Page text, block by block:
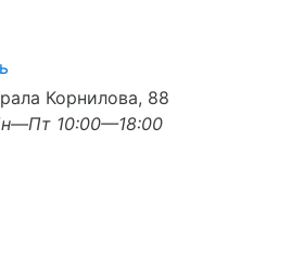
Корнилова, 88
10:00—18:00